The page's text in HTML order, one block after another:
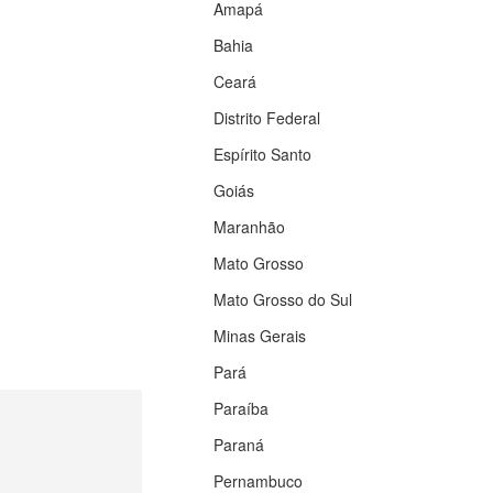
Amapá
Bahia
Ceará
Distrito Federal
Espírito Santo
Goiás
Maranhão
Mato Grosso
Mato Grosso do Sul
Minas Gerais
Pará
Paraíba
Paraná
Pernambuco